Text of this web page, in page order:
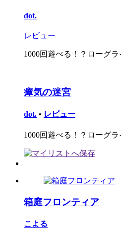
dot.
レビュー
1000回遊べる！？ローグラ
瘴気の迷宮
dot. • レビュー
1000回遊べる！？ローグラ
箱庭フロンティア
こよる